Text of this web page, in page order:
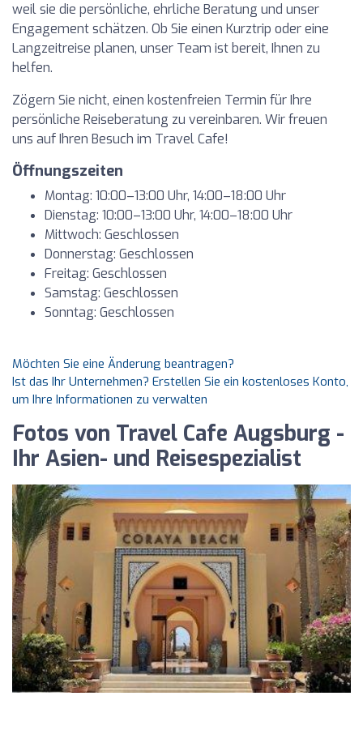
weil sie die persönliche, ehrliche Beratung und unser
Engagement schätzen. Ob Sie einen Kurztrip oder eine
Langzeitreise planen, unser Team ist bereit, Ihnen zu
helfen.
Zögern Sie nicht, einen kostenfreien Termin für Ihre
persönliche Reiseberatung zu vereinbaren. Wir freuen
uns auf Ihren Besuch im Travel Cafe!
Öffnungszeiten
Montag: 10:00–13:00 Uhr, 14:00–18:00 Uhr
Dienstag: 10:00–13:00 Uhr, 14:00–18:00 Uhr
Mittwoch: Geschlossen
Donnerstag: Geschlossen
Freitag: Geschlossen
Samstag: Geschlossen
Sonntag: Geschlossen
Möchten Sie eine Änderung beantragen?
Ist das Ihr Unternehmen? Erstellen Sie ein kostenloses Konto,
um Ihre Informationen zu verwalten
Fotos von Travel Cafe Augsburg -
Ihr Asien- und Reisespezialist